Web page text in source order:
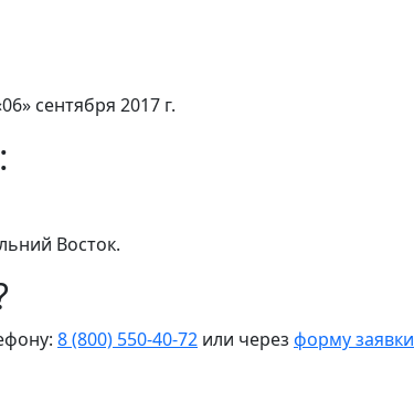
сентября 2017 г.
Восток.
8 (800) 550-40-72 или через форму заявки